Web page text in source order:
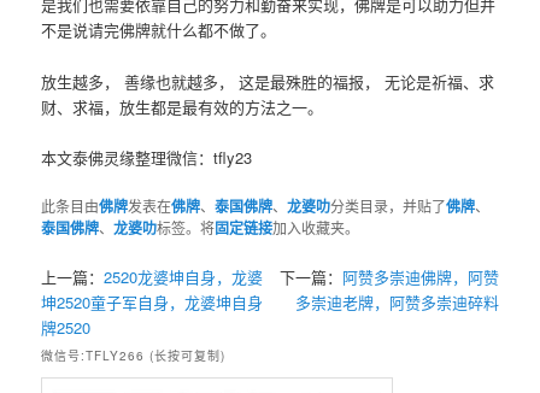
是我们也需要依靠自己的努力和勤奋来实现，佛牌是可以助力但并
不是说请完佛牌就什么都不做了。
放生越多， 善缘也就越多， 这是最殊胜的福报， 无论是祈福、求
财、求福，放生都是最有效的方法之一。
本文泰佛灵缘整理微信：tfly23
此条目由佛牌发表在佛牌、泰国佛牌、龙婆叻分类目录，并贴了佛牌、
泰国佛牌、龙婆叻标签。将固定链接加入收藏夹。
上一篇：2520龙婆坤自身，龙婆
坤2520童子军自身，龙婆坤自身
牌2520
下一篇： 阿赞多崇迪佛牌，阿赞
多崇迪老牌，阿赞多崇迪碎料
微信号:TFLY266 (长按可复制)